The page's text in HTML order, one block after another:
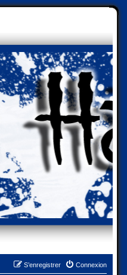
Connexion
S’enregistrer